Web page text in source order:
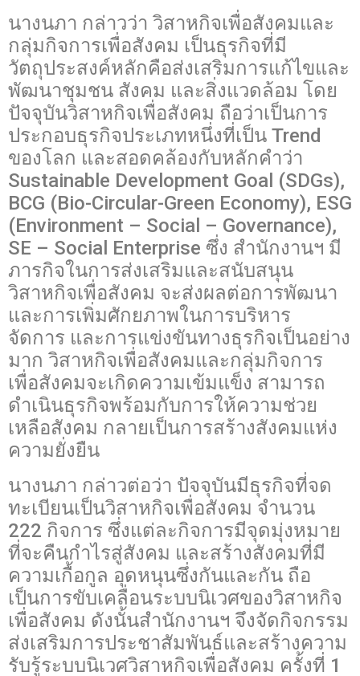
นางนภา กล่าวว่า วิสาหกิจเพื่อสังคมและ
กลุ่มกิจการเพื่อสังคม เป็นธุรกิจที่มี
วัตถุประสงค์หลักคือส่งเสริมการแก้ไขและ
พัฒนาชุมชน สังคม และสิ่งแวดล้อม โดย
ปัจจุบันวิสาหกิจเพื่อสังคม ถือว่าเป็นการ
ประกอบธุรกิจประเภทหนึ่งที่เป็น Trend
ของโลก และสอดคล้องกับหลักคำว่า
Sustainable Development Goal (SDGs),
BCG (Bio-Circular-Green Economy), ESG
(Environment – Social – Governance),
SE – Social Enterprise ซึ่ง สำนักงานฯ มี
ภารกิจในการส่งเสริมและสนับสนุน
วิสาหกิจเพื่อสังคม จะส่งผลต่อการพัฒนา
และการเพิ่มศักยภาพในการบริหาร
จัดการ และการแข่งขันทางธุรกิจเป็นอย่าง
มาก วิสาหกิจเพื่อสังคมและกลุ่มกิจการ
เพื่อสังคมจะเกิดความเข้มแข็ง สามารถ
ดำเนินธุรกิจพร้อมกับการให้ความช่วย
เหลือสังคม กลายเป็นการสร้างสังคมแห่ง
ความยั่งยืน
นางนภา กล่าวต่อว่า ปัจจุบันมีธุรกิจที่จด
ทะเบียนเป็นวิสาหกิจเพื่อสังคม จำนวน
222 กิจการ ซึ่งแต่ละกิจการมีจุดมุ่งหมาย
ที่จะคืนกำไรสู่สังคม และสร้างสังคมที่มี
ความเกื้อกูล อุดหนุนซึ่งกันและกัน ถือ
เป็นการขับเคลื่อนระบบนิเวศของวิสาหกิจ
เพื่อสังคม ดังนั้นสำนักงานฯ จึงจัดกิจกรรม
ส่งเสริมการประชาสัมพันธ์และสร้างความ
รับรู้ระบบนิเวศวิสาหกิจเพื่อสังคม ครั้งที่ 1